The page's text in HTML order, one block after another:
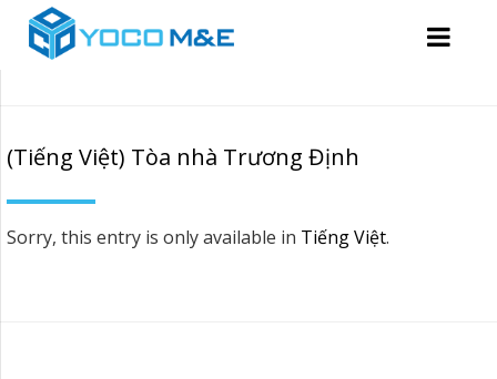
(Tiếng Việt) Tòa nhà Trương Định
Sorry, this entry is only available in Tiếng Việt.